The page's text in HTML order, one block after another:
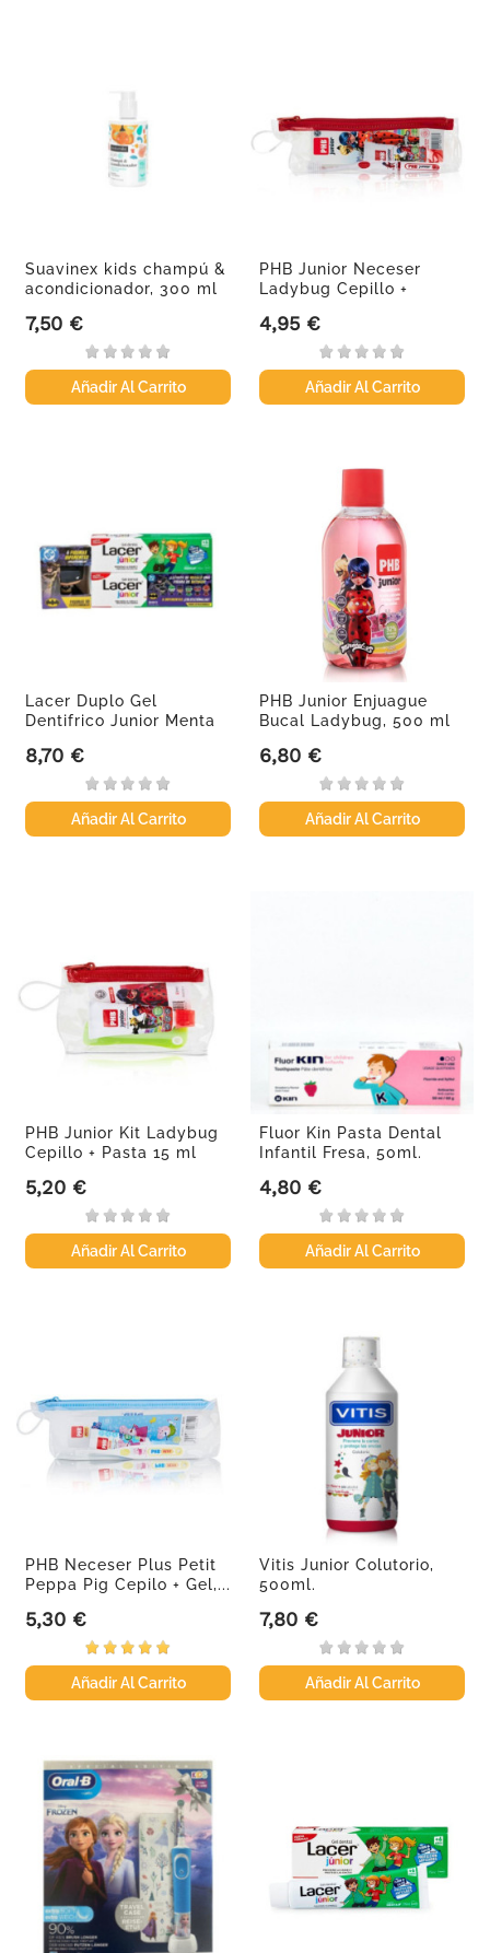
Suavinex kids champú &
acondicionador, 300 ml
Precio
7,50 €
Añadir Al Carrito
PHB Junior Neceser
Ladybug Cepillo +
Precio
4,95 €
Añadir Al Carrito
Lacer Duplo Gel
Dentifrico Junior Menta
Precio
8,70 €
Añadir Al Carrito
PHB Junior Enjuague
Bucal Ladybug, 500 ml
Precio
6,80 €
Añadir Al Carrito
PHB Junior Kit Ladybug
Cepillo + Pasta 15 ml
Precio
5,20 €
Añadir Al Carrito
Fluor Kin Pasta Dental
Infantil Fresa, 50ml.
Precio
4,80 €
Añadir Al Carrito
PHB Neceser Plus Petit
Peppa Pig Cepilo + Gel,...
Precio
5,30 €
Añadir Al Carrito
Vitis Junior Colutorio,
500ml.
Precio
7,80 €
Añadir Al Carrito